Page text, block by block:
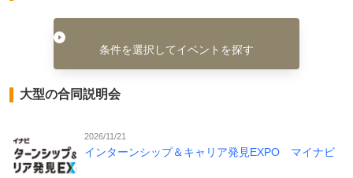
条件を選択してイベントを探す
大型の合同説明会
2026/11/21
インターンシップ＆キャリア発見EXPO マイナビ